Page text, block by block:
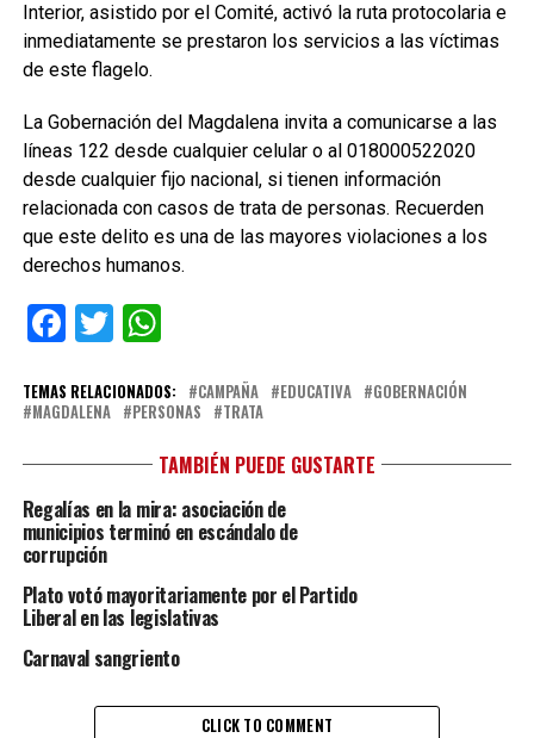
Interior, asistido por el Comité, activó la ruta protocolaria e
inmediatamente se prestaron los servicios a las víctimas
de este flagelo.
La Gobernación del Magdalena invita a comunicarse a las
líneas 122 desde cualquier celular o al 018000522020
desde cualquier fijo nacional, si tienen información
relacionada con casos de trata de personas. Recuerden
que este delito es una de las mayores violaciones a los
derechos humanos.
Facebook
TwitterWhatsApp
TEMAS RELACIONADOS: CAMPAÑA EDUCATIVA
GOBERNACIÓN
MAGDALENA
PERSONAS TRATA
TAMBIÉN PUEDE GUSTARTE
Regalías en la mira: asociación de
municipios terminó en escándalo de
corrupción
Plato votó mayoritariamente por el Partido
Liberal en las legislativas
Carnaval sangriento
CLICK TO COMMENT